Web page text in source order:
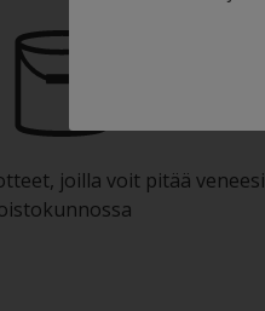
joilla voit pitää veneesi